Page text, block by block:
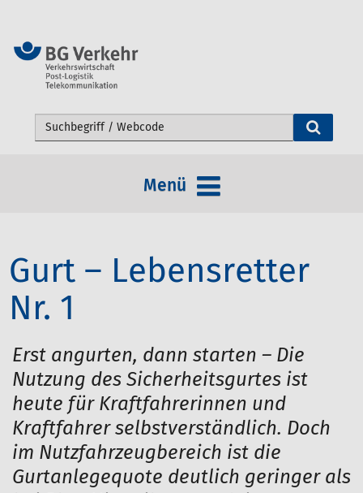
Webseite durchsuchen
Menü
Gurt – Lebensretter
Nr. 1
Erst angurten, dann starten – Die
Nutzung des Sicherheitsgurtes ist
heute für Kraftfahrerinnen und
Kraftfahrer selbstverständlich. Doch
im Nutzfahrzeugbereich ist die
Gurtanlegequote deutlich geringer als